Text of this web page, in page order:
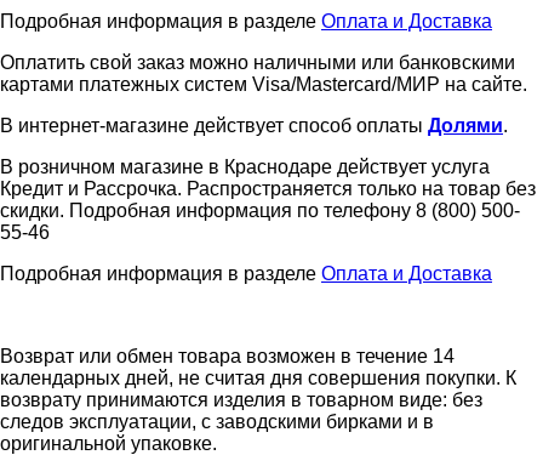
Подробная информация в разделе Оплата и Доставка
Оплатить свой заказ можно наличными или банковскими
картами платежных систем Visa/Mastercard/МИР на сайте.
В интернет-магазине действует способ оплаты Долями.
В розничном магазине в Краснодаре действует услуга
Кредит и Рассрочка. Распространяется только на товар без
скидки. Подробная информация по телефону 8 (800) 500-
55-46
Подробная информация в разделе Оплата и Доставка
Возврат или обмен товара возможен в течение 14
календарных дней, не считая дня совершения покупки. К
возврату принимаются изделия в товарном виде: без
следов эксплуатации, с заводскими бирками и в
оригинальной упаковке.